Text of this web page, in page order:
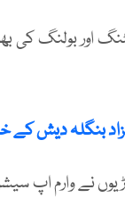
اور بولنگ
بنگلہ دیش کے
نے وارم اپ